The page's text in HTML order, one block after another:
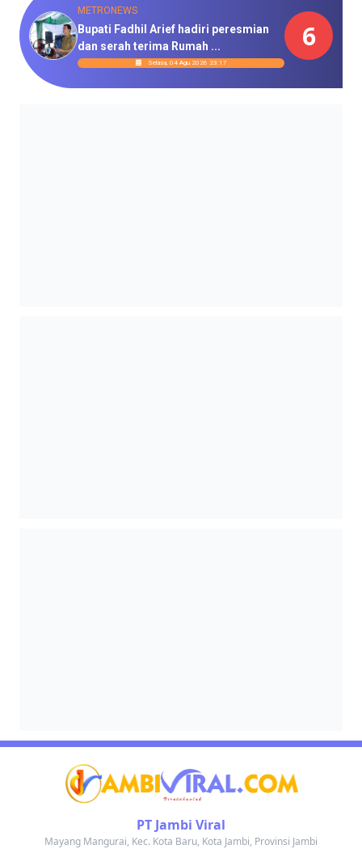
METRONEWS
Bupati Fadhil Arief hadiri peresmian
dan serah terima Rumah ...
Selasa, 04 Agu 2026 23:17
6
PT Jambi Viral
Mayang Mangurai, Kec. Kota Baru, Kota Jambi, Provinsi Jambi